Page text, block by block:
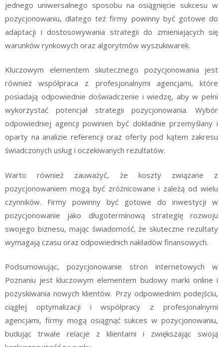
jednego uniwersalnego sposobu na osiągnięcie sukcesu w
pozycjonowaniu, dlatego też firmy powinny być gotowe do
adaptacji i dostosowywania strategii do zmieniających się
warunków rynkowych oraz algorytmów wyszukiwarek.
Kluczowym elementem skutecznego pozycjonowania jest
również współpraca z profesjonalnymi agencjami, które
posiadają odpowiednie doświadczenie i wiedzę, aby w pełni
wykorzystać potencjał strategii pozycjonowania. Wybór
odpowiedniej agencji powinien być dokładnie przemyślany i
oparty na analizie referencji oraz oferty pod kątem zakresu
świadczonych usług i oczekiwanych rezultatów.
Warto również zauważyć, że koszty związane z
pozycjonowaniem mogą być zróżnicowane i zależą od wielu
czynników. Firmy powinny być gotowe do inwestycji w
pozycjonowanie jako długoterminową strategię rozwoju
swojego biznesu, mając świadomość, że skuteczne rezultaty
wymagają czasu oraz odpowiednich nakładów finansowych.
Podsumowując, pozycjonowanie stron internetowych w
Poznaniu jest kluczowym elementem budowy marki online i
pozyskiwania nowych klientów. Przy odpowiednim podejściu,
ciągłej optymalizacji i współpracy z profesjonalnymi
agencjami, firmy mogą osiągnąć sukces w pozycjonowaniu,
budując trwałe relacje z klientami i zwiększając swoją